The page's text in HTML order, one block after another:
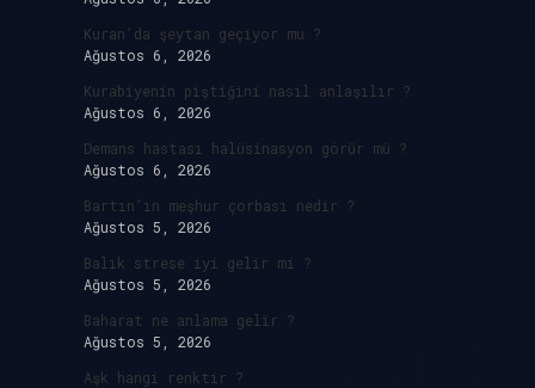
Kuran’da şeytan geçiyor mu ?
Ağustos 6, 2026
Kurabiyenin piştiğini nasıl anlaşılır ?
Ağustos 6, 2026
Demans hastası halüsinasyon görür mü ?
Ağustos 6, 2026
Bartın’ın meşhur çorbası nedir ?
Ağustos 5, 2026
Balık strese iyi gelir mi ?
Ağustos 5, 2026
Baharat ne anlama gelir ?
Ağustos 5, 2026
Aşk hangi renktir ?